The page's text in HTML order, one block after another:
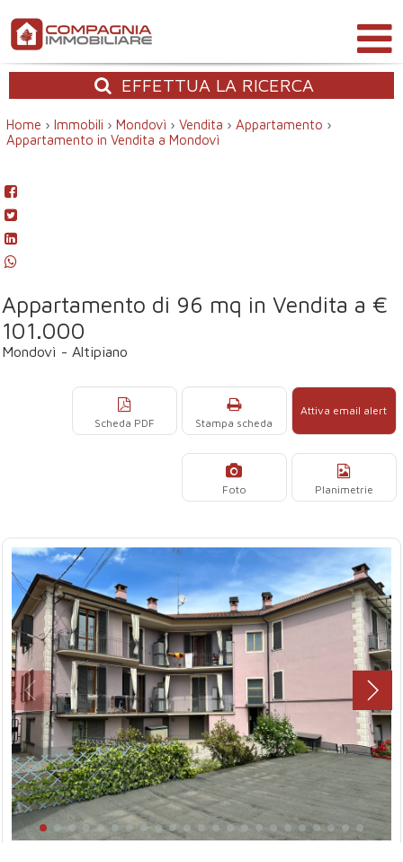
EFFETTUA LA RICERCA
Home › Immobili › Mondovì › Vendita › Appartamento ›
Appartamento in Vendita a Mondovì
Appartamento di 96 mq in Vendita a €
101.000
Mondovì - Altipiano
Attiva email alert
Stampa scheda
Scheda PDF
Planimetrie
Foto